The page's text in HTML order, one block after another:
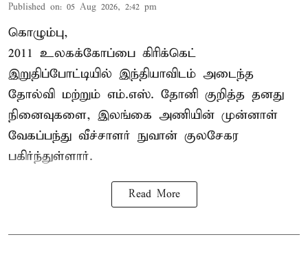
Published on: 05 Aug 2026, 2:42 pm
கொழும்பு,
2011 உலகக்கோப்பை கிரிக்கெட்
இறுதிப்போட்டியில் இந்தியாவிடம் அடைந்த
தோல்வி மற்றும் எம்.எஸ். தோனி குறித்த தனது
நினைவுகளை, இலங்கை அணியின் முன்னாள்
வேகப்பந்து வீச்சாளர் நுவான் குலசேகர
பகிர்ந்துள்ளார்.
Read More